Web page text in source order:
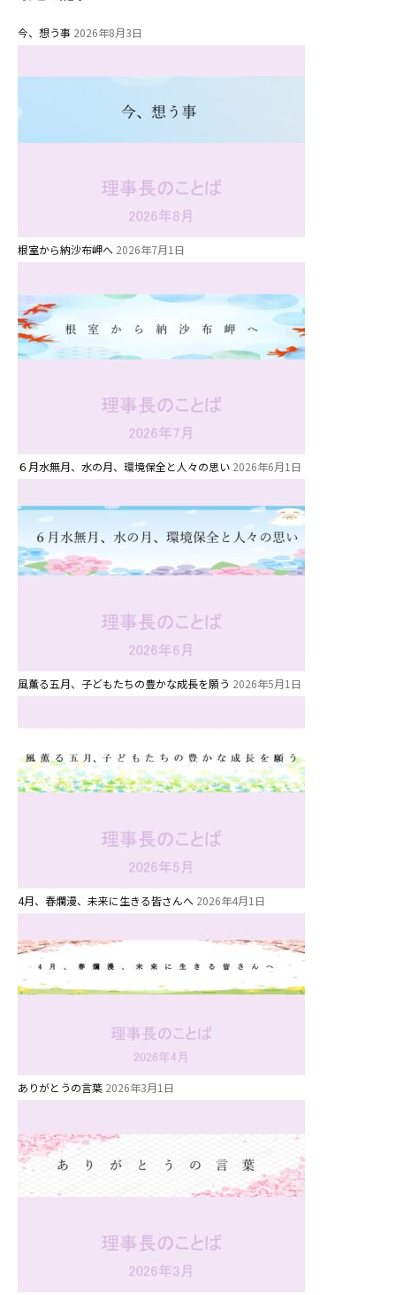
今、想う事 2026年8月3日
根室から納沙布岬へ 2026年7月1日
６月水無月、水の月、環境保全と人々の思い 2026年6月1日
風薫る五月、子どもたちの豊かな成長を願う 2026年5月1日
4月、春爛漫、未来に生きる皆さんへ 2026年4月1日
ありがとうの言葉 2026年3月1日
お知らせ
今日の幼稚園
園児募集要項
教職員募集
園のこと
園舎案内
理事長のことば
教育と保育
預かり保育［ヒラソル ]